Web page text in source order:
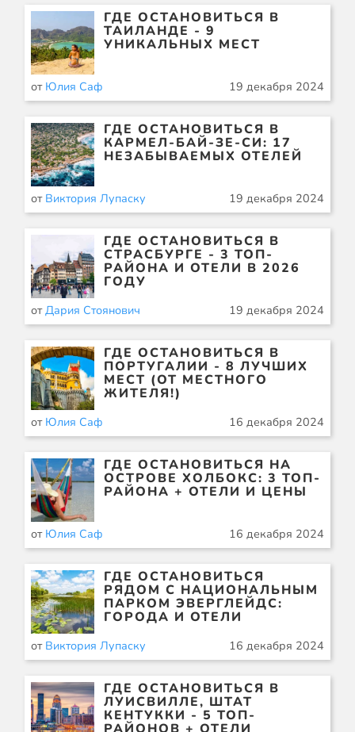
ГДЕ ОСТАНОВИТЬСЯ В
ТАИЛАНДЕ - 9
УНИКАЛЬНЫХ МЕСТ
от Юлия Саф 19 декабря 2024
ГДЕ ОСТАНОВИТЬСЯ В
КАРМЕЛ-БАЙ-ЗЕ-СИ: 17
НЕЗАБЫВАЕМЫХ ОТЕЛЕЙ
от Виктория Лупаску 19 декабря 2024
ГДЕ ОСТАНОВИТЬСЯ В
СТРАСБУРГЕ - 3 ТОП-
РАЙОНА И ОТЕЛИ В 2026
ГОДУ
отДария Стоянович 19 декабря 2024
ГДЕ ОСТАНОВИТЬСЯ В
ПОРТУГАЛИИ - 8 ЛУЧШИХ
МЕСТ (ОТ МЕСТНОГО
ЖИТЕЛЯ!)
от Юлия Саф 16 декабря 2024
ГДЕ ОСТАНОВИТЬСЯ НА
ОСТРОВЕ ХОЛБОКС: 3 ТОП-
РАЙОНА + ОТЕЛИ И ЦЕНЫ
от Юлия Саф 16 декабря 2024
ГДЕ ОСТАНОВИТЬСЯ
РЯДОМ С НАЦИОНАЛЬНЫМ
ПАРКОМ ЭВЕРГЛЕЙДС:
ГОРОДА И ОТЕЛИ
от Виктория Лупаску 16 декабря 2024
ГДЕ ОСТАНОВИТЬСЯ В
ЛУИСВИЛЛЕ, ШТАТ
КЕНТУККИ - 5 ТОП-
РАЙОНОВ + ОТЕЛИ